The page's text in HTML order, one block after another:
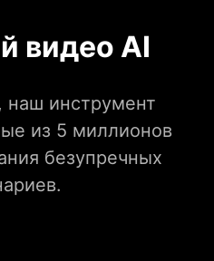
видео AI
наш инструмент
из 5 миллионов
безупречных